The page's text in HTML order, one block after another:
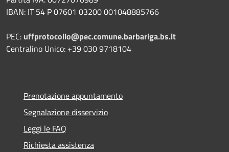
IBAN: IT 54 P 07601 03200 001048885766
PEC: uffprotocollo@pec.comune.barbariga.bs.it
Centralino Unico: +39 030 9718104
Prenotazione appuntamento
Segnalazione disservizio
Leggi le FAQ
Richiesta assistenza